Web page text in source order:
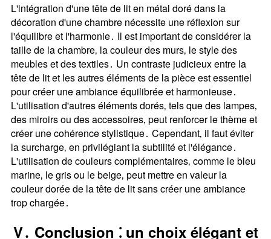
L'intégration d'une tête de lit en métal doré dans la
décoration d'une chambre nécessite une réflexion sur
l'équilibre et l'harmonie․ Il est important de considérer la
taille de la chambre‚ la couleur des murs‚ le style des
meubles et des textiles․ Un contraste judicieux entre la
tête de lit et les autres éléments de la pièce est essentiel
pour créer une ambiance équilibrée et harmonieuse․
L'utilisation d'autres éléments dorés‚ tels que des lampes‚
des miroirs ou des accessoires‚ peut renforcer le thème et
créer une cohérence stylistique․ Cependant‚ il faut éviter
la surcharge‚ en privilégiant la subtilité et l'élégance․
L'utilisation de couleurs complémentaires‚ comme le bleu
marine‚ le gris ou le beige‚ peut mettre en valeur la
couleur dorée de la tête de lit sans créer une ambiance
trop chargée․
V․ Conclusion ⁚ un choix élégant et